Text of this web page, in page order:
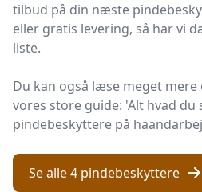
tilbud på din næste
eller gratis levering, så har vi
liste.
Du kan også læse meget
vores store guide: 'Alt hvad du
pindebeskyttere på
Se alle 4 pindebeskyttere